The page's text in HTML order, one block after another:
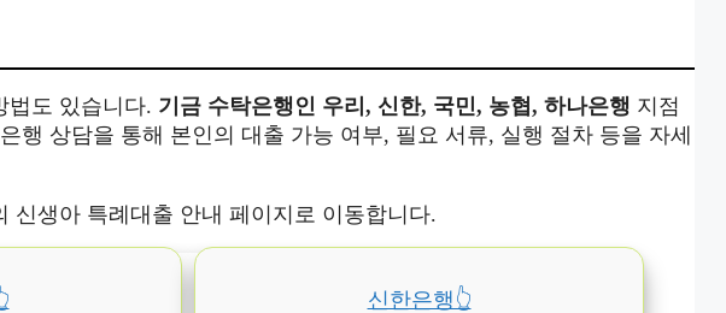
법도 있습니다. 기금 수탁은행인 우리, 신한, 국민, 농협, 하나은행 지점
행 상담을 통해 본인의 대출 가능 여부, 필요 서류, 실행 절차 등을 자세
신생아 특례대출 안내 페이지로 이동합니다.
신한은행👆️